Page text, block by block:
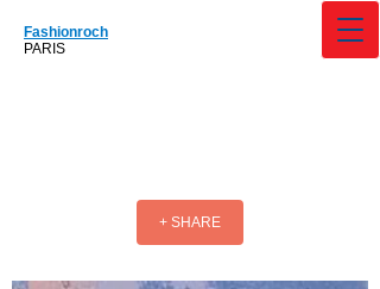
Fashionroch
PARIS
+ SHARE